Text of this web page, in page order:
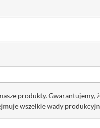
produkty.
wszelkie wady